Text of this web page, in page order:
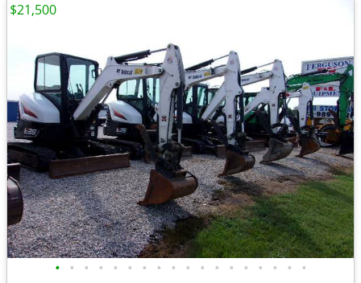
• • • • • • • • • • • • • • • • • •
$21,500